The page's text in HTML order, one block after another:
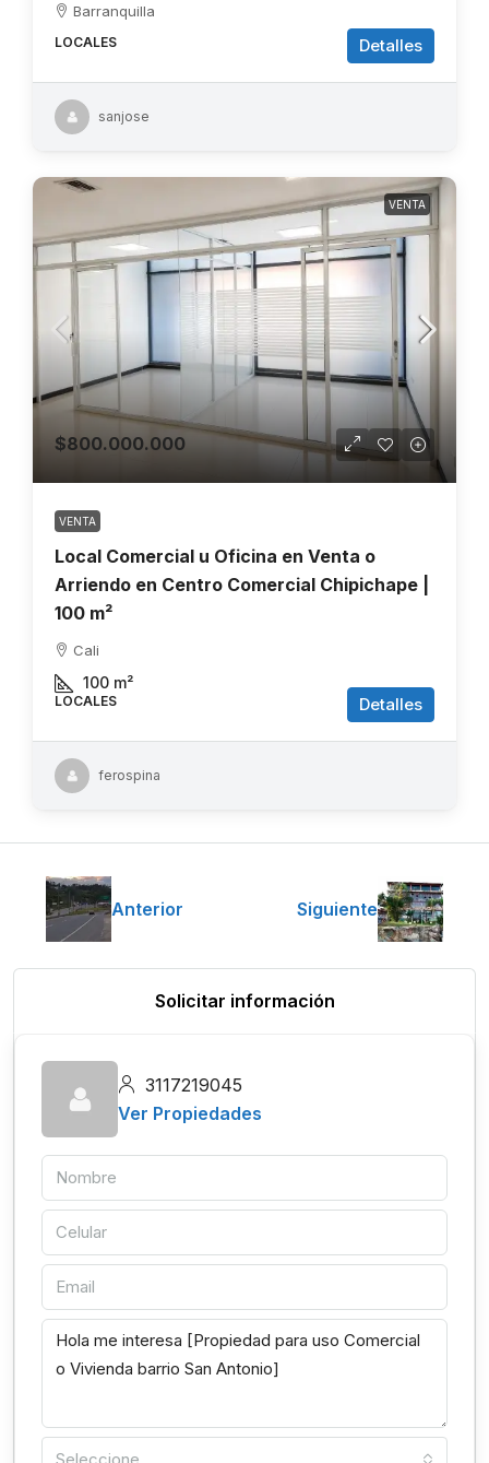
Barranquilla
LOCALES Detalles
sanjose
VENTA
$800.000.000
VENTA
Local Comercial u Oficina en Venta o
Arriendo en Centro Comercial Chipichape |
100 m²
Cali
100 m²
LOCALES Detalles
ferospina
Anterior Siguiente
Solicitar información
3117219045
Ver Propiedades